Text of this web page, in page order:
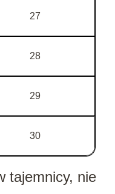
27
28
29
30
tajemnicy, nie